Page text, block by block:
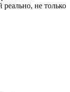
не только